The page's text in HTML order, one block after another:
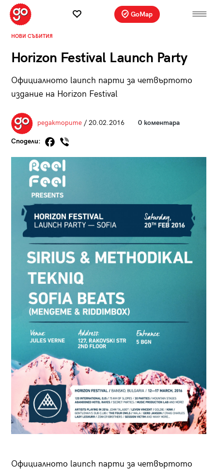
GoMap
НОВИ СЪБИТИЯ
Horizon Festival Launch Party
Официалното launch парти за четвъртото
издание на Horizon Festival
редакторите/ 20.02.2016 0 коментара
Сподели:
Официалното launch парти за четвъртото